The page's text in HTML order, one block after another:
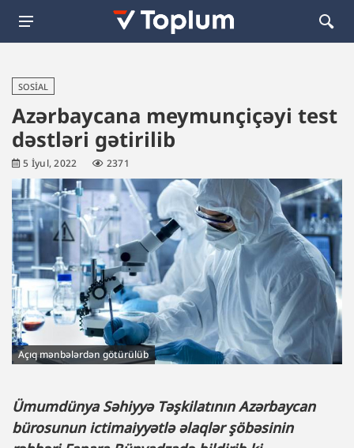
SOSIAL
Azərbaycana meymunçiçəyi test
dəstləri gətirilib
5 İyul, 2022 2371
Açıq mənbələrdən götürülüb
Ümumdünya Səhiyyə Təşkilatının Azərbaycan
bürosunun ictimaiyyətlə əlaqlər şöbəsinin